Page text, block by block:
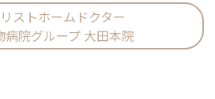
ストホームドクター
病院グループ 大田本院